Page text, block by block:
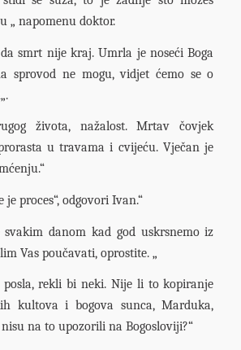
„ napomenu doktor.
smrt nije kraj. Umrla je noseći Boga
sprovod ne mogu, vidjet ćemo se o
života, nažalost. Mrtav čovjek
u travama i cvijeću. Vječan je
je proces“, odgovori Ivan.“
svakim danom kad god uskrsnemo iz
Vas poučavati, oprostite. „
posla, rekli bi neki. Nije li to kopiranje
kultova i bogova sunca, Marduka,
na to upozorili na Bogosloviji?“